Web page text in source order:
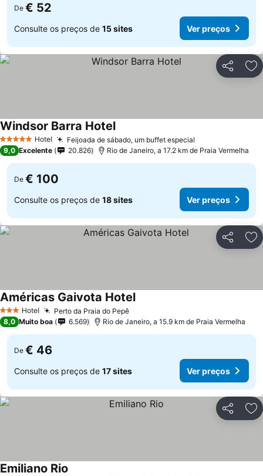
De € 52
Consulte os preços de 15 sites Ver preços
Partilhar
5 Estrelas Hotel Feijoada de sábado, um buffet especial
Windsor Barra Hotel
9,0 Excelente 20.826 Rio de Janeiro, a 17.2 km de Praia Vermelha
De € 100
Consulte os preços de 18 sites Ver preços
Partilhar
3 EstrelasHotel Perto da Praia do Pepê
Américas Gaivota Hotel
8,0 Muito boa 6.569 Rio de Janeiro, a 15.9 km de Praia Vermelha
De € 46
Consulte os preços de 17 sites Ver preços
Partilhar
Emiliano Rio